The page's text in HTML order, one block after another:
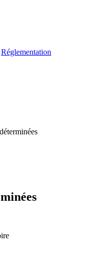
Réglementation